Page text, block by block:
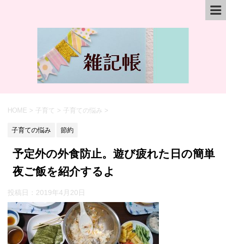
HOME > 子育て > 子育ての悩み >
子育ての悩み 節約
予定外の外食防止。遊び疲れた日の簡単
夜ご飯を紹介するよ
投稿日： 2019年4月20日